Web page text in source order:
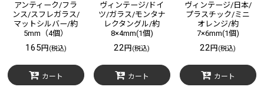
アンティーク/フラ
ンス/スフレガラス/
マットシルバー/約
5mm（4個）
165 円 (税込)
カート
ヴィンテージ/ドイ
ツ/ガラス/モンタナ
レクタングル/約
8×4mm(1個)
22円 (税込)
カート
ヴィンテージ/日本/
プラスチック/ミニ
オレンジ/約
7×6mm(1個)
22円 (税込)
カート